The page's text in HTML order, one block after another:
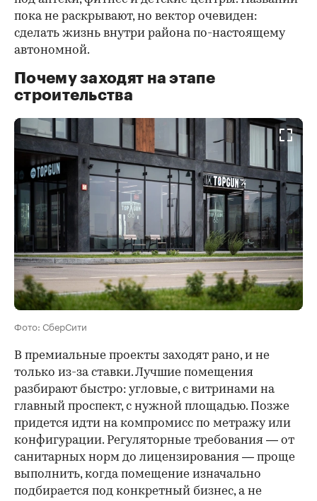
пока не раскрывают, но вектор очевиден:
сделать жизнь внутри района по-настоящему
автономной.
Почему заходят на этапе
строительства
Фото: СберСити
В премиальные проекты заходят рано, и не
только из-за ставки. Лучшие помещения
разбирают быстро: угловые, с витринами на
главный проспект, с нужной площадью. Позже
придется идти на компромисс по метражу или
конфигурации. Регуляторные требования — от
санитарных норм до лицензирования — проще
выполнить, когда помещение изначально
подбирается под конкретный бизнес, а не